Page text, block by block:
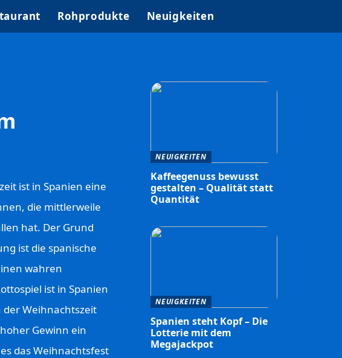
Rohprodukte Neuigkeiten
ist in Spanien eine
die mittlerweile
hat. Der Grund
ist die spanische
wahren
ist in Spanien
Weihnachtszeit
Gewinn ein
das Weihnachtsfest
NEUIGKEITEN
Kaffeegenuss bewusst
gestalten – Qualität statt
Quantität
NEUIGKEITEN
Spanien steht Kopf – Die
Lotterie mit dem
Megajackpot